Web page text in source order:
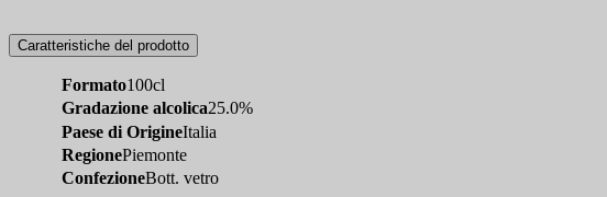
Caratteristiche del prodotto
Formato100cl
Gradazione alcolica25.0%
Paese di OrigineItalia
RegionePiemonte
ConfezioneBott. vetro